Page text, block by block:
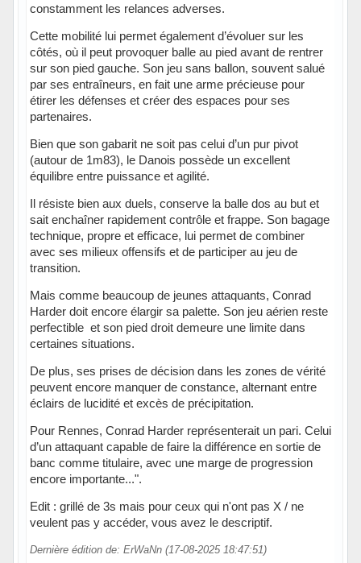
constamment les relances adverses.
Cette mobilité lui permet également d’évoluer sur les
côtés, où il peut provoquer balle au pied avant de rentrer
sur son pied gauche. Son jeu sans ballon, souvent salué
par ses entraîneurs, en fait une arme précieuse pour
étirer les défenses et créer des espaces pour ses
partenaires.
Bien que son gabarit ne soit pas celui d’un pur pivot
(autour de 1m83), le Danois possède un excellent
équilibre entre puissance et agilité.
Il résiste bien aux duels, conserve la balle dos au but et
sait enchaîner rapidement contrôle et frappe. Son bagage
technique, propre et efficace, lui permet de combiner
avec ses milieux offensifs et de participer au jeu de
transition.
Mais comme beaucoup de jeunes attaquants, Conrad
Harder doit encore élargir sa palette. Son jeu aérien reste
perfectible et son pied droit demeure une limite dans
certaines situations.
De plus, ses prises de décision dans les zones de vérité
peuvent encore manquer de constance, alternant entre
éclairs de lucidité et excès de précipitation.
Pour Rennes, Conrad Harder représenterait un pari. Celui
d’un attaquant capable de faire la différence en sortie de
banc comme titulaire, avec une marge de progression
encore importante...".
Edit : grillé de 3s mais pour ceux qui n'ont pas X / ne
veulent pas y accéder, vous avez le descriptif.
Dernière édition de: ErWaNn (17-08-2025 18:47:51)